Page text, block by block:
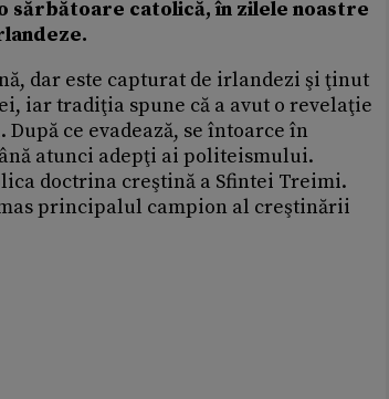
sărbătoare catolică, în zilele noastre
dar este capturat de irlandezi şi ţinut
iar tradiţia spune că a avut o revelaţie
ce evadează, se întoarce în
atunci adepţi ai politeismului.
doctrina creştină a Sfintei Treimi.
principalul campion al creştinării